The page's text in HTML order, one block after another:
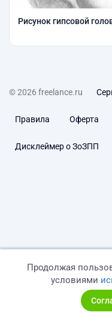
Рисунок гипсовой
© 2026 freelance.ru
Правила Оферта
Дисклеймер о ЗоЗПП
Продолжая
условиями